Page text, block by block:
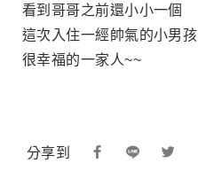
看到哥哥之前還小小一個
這次入住一經帥氣的小男孩
很幸福的一家人~~
分享到